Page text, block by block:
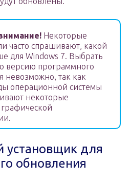
Некоторые
часто спрашивают, какой
для Windows 7. Выбрать
версию программного
невозможно, так как
операционной системы
некоторые
установщик для
обновления